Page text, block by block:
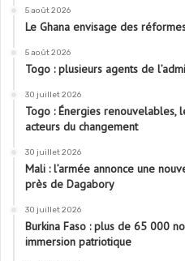
5 août 2026
Le Ghana envisage des
5 août 2026
Togo : plusieurs agents de
30 juillet 2026
Togo : Énergies renouvelables,
acteurs du changement
30 juillet 2026
Mali : l’armée annonce une
près de Dagabory
30 juillet 2026
Burkina Faso : plus de 65 000
immersion patriotique